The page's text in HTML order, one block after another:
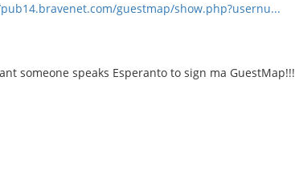
guestmap/show.php?usernu...
someone speaks Esperanto to sign ma GuestMap!!!